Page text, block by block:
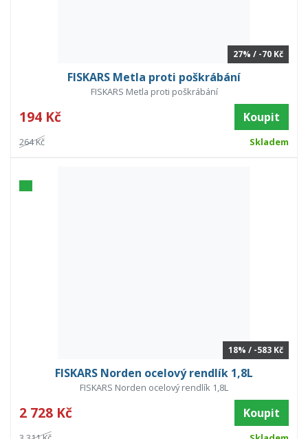
27% / -70 Kč
FISKARS Metla proti poškrábání
FISKARS Metla proti poškrábání
194 Kč Koupit
264 Kč Skladem
18% / -583 Kč
FISKARS Norden ocelový rendlík 1,8L
FISKARS Norden ocelový rendlík 1,8L
2 728 Kč Koupit